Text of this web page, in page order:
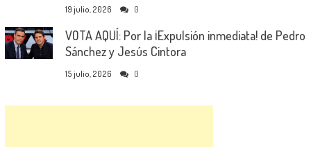
19 julio, 2026 0
VOTA AQUÍ: Por la ¡Expulsión inmediata! de Pedro
Sánchez y Jesús Cintora
15 julio, 2026 0